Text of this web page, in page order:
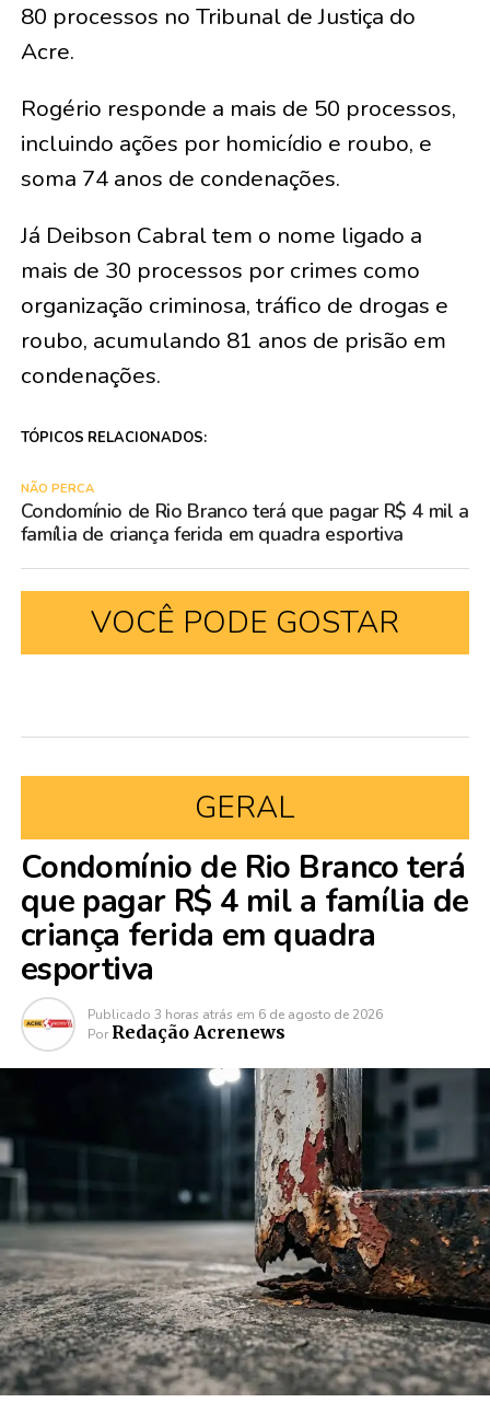
80 processos no Tribunal de Justiça do
Acre.
Rogério responde a mais de 50 processos,
incluindo ações por homicídio e roubo, e
soma 74 anos de condenações.
Já Deibson Cabral tem o nome ligado a
mais de 30 processos por crimes como
organização criminosa, tráfico de drogas e
roubo, acumulando 81 anos de prisão em
condenações.
TÓPICOS RELACIONADOS:
NÃO PERCA
Condomínio de Rio Branco terá que pagar R$ 4 mil a
família de criança ferida em quadra esportiva
VOCÊ PODE GOSTAR
GERAL
Condomínio de Rio Branco terá
que pagar R$ 4 mil a família de
criança ferida em quadra
esportiva
Publicado 3 horas atrás em 6 de agosto de 2026
Por Redação Acrenews